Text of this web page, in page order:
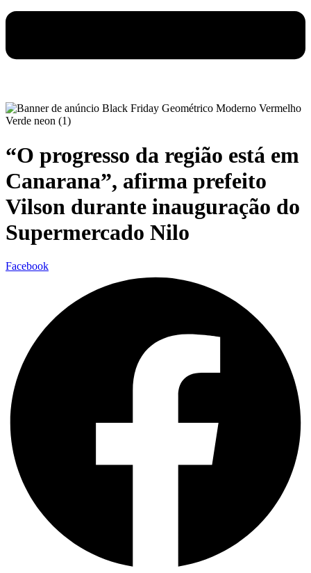
“O progresso da região está em
Canarana”, afirma prefeito
Vilson durante inauguração do
Supermercado Nilo
Facebook